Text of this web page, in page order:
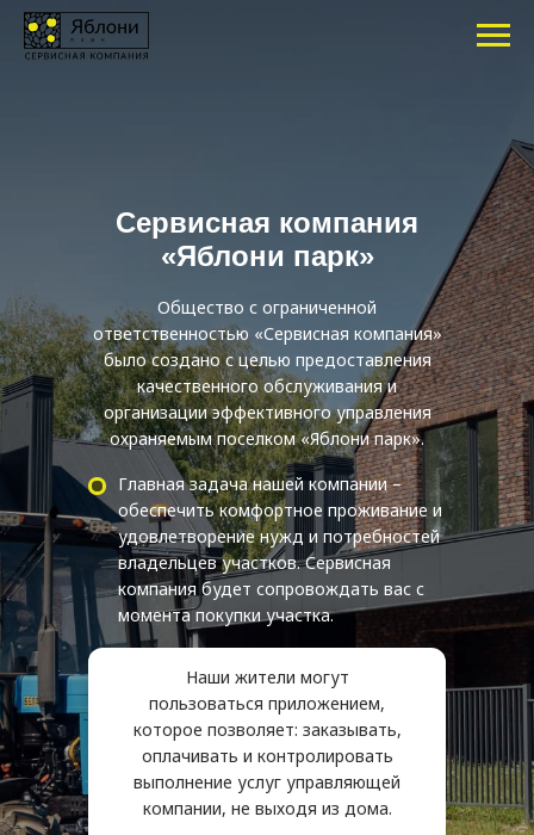
Сервисная компания
«Яблони парк»
Общество с ограниченной
ответственностью «Сервисная компания»
было создано с целью предоставления
качественного обслуживания и
организации эффективного управления
охраняемым поселком «Яблони парк».
Наши жители могут
пользоваться приложением,
которое позволяет: заказывать,
оплачивать и контролировать
выполнение услуг управляющей
компании, не выходя из дома.
Главная задача нашей компании –
обеспечить комфортное проживание и
удовлетворение нужд и потребностей
владельцев участков. Сервисная
компания будет сопровождать вас с
момента покупки участка.